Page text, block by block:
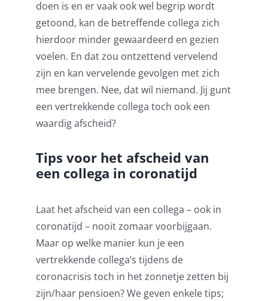
doen is en er vaak ook wel begrip wordt
getoond, kan de betreffende collega zich
hierdoor minder gewaardeerd en gezien
voelen. En dat zou ontzettend vervelend
zijn en kan vervelende gevolgen met zich
mee brengen. Nee, dat wil niemand. Jij gunt
een vertrekkende collega toch ook een
waardig afscheid?
Tips voor het afscheid van
een collega in coronatijd
Laat het afscheid van een collega – ook in
coronatijd – nooit zomaar voorbijgaan.
Maar op welke manier kun je een
vertrekkende collega’s tijdens de
coronacrisis toch in het zonnetje zetten bij
zijn/haar pensioen? We geven enkele tips;